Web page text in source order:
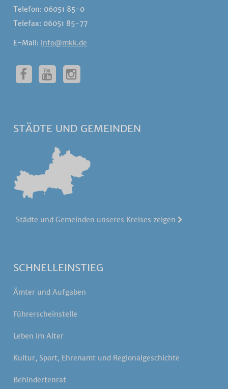
Telefon: 06051 85-0
Telefax: 06051 85-77
E-Mail: info@mkk.de
STÄDTE UND GEMEINDEN
Städte und Gemeinden unseres Kreises zeigen
SCHNELLEINSTIEG
Ämter und Aufgaben
Führerscheinstelle
Leben im Alter
Kultur, Sport, Ehrenamt und Regionalgeschichte
Behindertenrat